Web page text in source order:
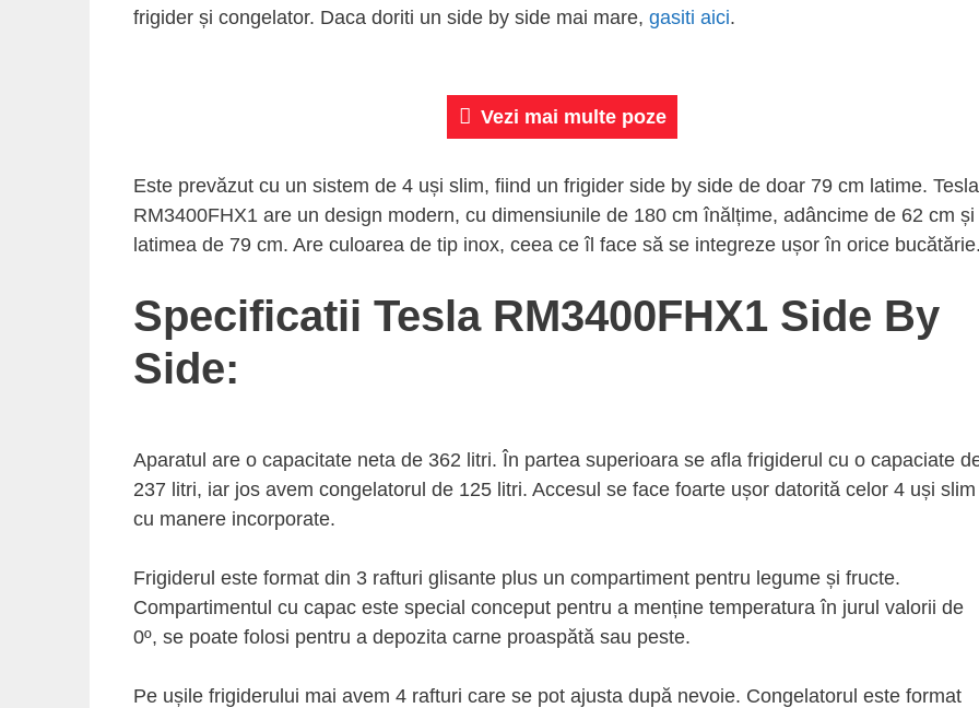
frigider și congelator. Daca doriti un side by side mai mare, gasiti aici.
Vezi mai multe poze
Este prevăzut cu un sistem de 4 uși slim, fiind un frigider side by side de doar 79 cm latime. Tesla
RM3400FHX1 are un design modern, cu dimensiunile de 180 cm înălțime, adâncime de 62 cm și
latimea de 79 cm. Are culoarea de tip inox, ceea ce îl face să se integreze ușor în orice
Specificatii Tesla RM3400FHX1 Side By
Side:
Aparatul are o capacitate neta de 362 litri. În partea superioara se afla frigiderul cu o capaciate
237 litri, iar jos avem congelatorul de 125 litri. Accesul se face foarte ușor datorită celor 4 uși slim
cu manere incorporate.
Frigiderul este format din 3 rafturi glisante plus un compartiment pentru legume și fructe.
Compartimentul cu capac este special conceput pentru a menține temperatura în jurul valorii de
0º, se poate folosi pentru a depozita carne proaspătă sau peste.
Pe ușile frigiderului mai avem 4 rafturi care se pot ajusta după nevoie. Congelatorul este format